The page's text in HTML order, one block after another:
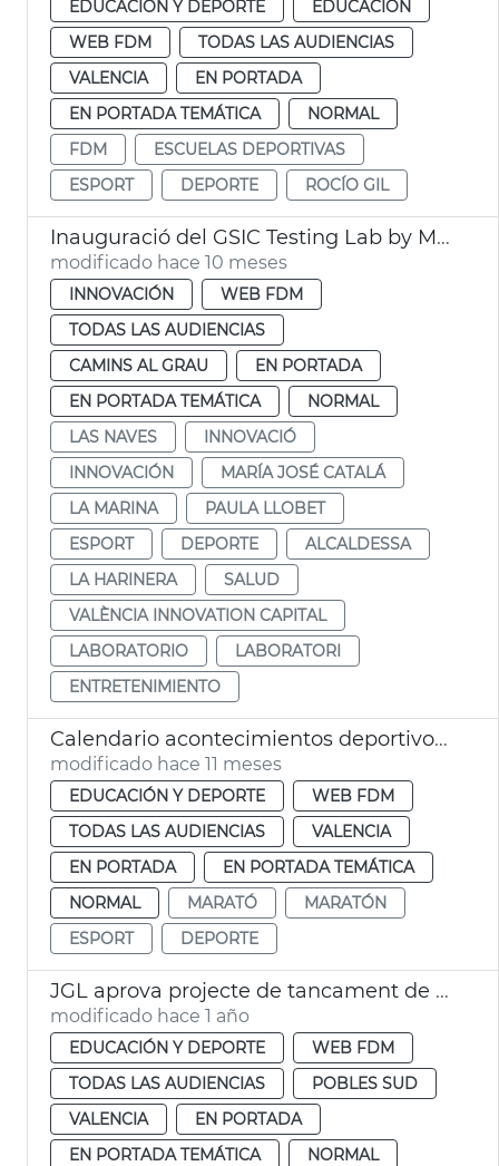
EDUCACIÓN Y DEPORTE
EDUCACIÓN
WEB FDM
TODAS LAS AUDIENCIAS
VALENCIA
EN PORTADA
EN PORTADA TEMÁTICA
NORMAL
FDM
ESCUELAS DEPORTIVAS
ESPORT
DEPORTE ROCÍO GIL
Inauguració del GSIC Testing Lab by Microsoft
modificado hace 10 meses
INNOVACIÓN
WEB FDM
TODAS LAS AUDIENCIAS
CAMINS AL GRAU
EN PORTADA
EN PORTADA TEMÁTICA
NORMAL
LAS NAVES
INNOVACIÓ
INNOVACIÓN
MARÍA JOSÉ CATALÁ
LA MARINA
PAULA LLOBET
ESPORT
DEPORTE
ALCALDESSA
LA HARINERA
SALUD
VALÈNCIA INNOVATION CAPITAL
LABORATORIO
LABORATORI
ENTRETENIMIENTO
Calendario acontecimientos deportivos 2025 y 2026 València
modificado hace 11 meses
EDUCACIÓN Y DEPORTE
WEB FDM
TODAS LAS AUDIENCIAS
VALENCIA
EN PORTADA
EN PORTADA TEMÁTICA
NORMAL
MARATÓ
MARATÓN
ESPORT
DEPORTE
JGL aprova projecte de tancament de l'IDE de Castellar-l'Oliveral València
modificado hace 1 año
EDUCACIÓN Y DEPORTE
WEB FDM
TODAS LAS AUDIENCIAS
POBLES SUD
VALENCIA
EN PORTADA
EN PORTADA TEMÁTICA
NORMAL